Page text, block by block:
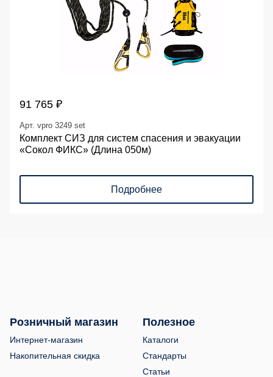
91 765 ₽
Арт. vpro 3249 set
Комплект СИЗ для систем спасения и эвакуации
«Сокол ФИКС» (Длина 050м)
Подробнее
Розничный магазин
Интернет-магазин
Накопительная скидка
Полезное
Каталоги
Стандарты
Статьи